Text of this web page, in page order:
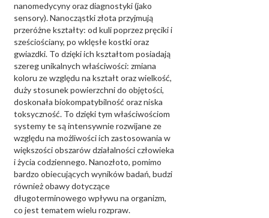
nanomedycyny oraz diagnostyki (jako
sensory). Nanocząstki złota przyjmują
przeróżne kształty: od kuli poprzez pręciki i
sześciościany, po wklęsłe kostki oraz
gwiazdki. To dzięki ich kształtom posiadają
szereg unikalnych właściwości: zmiana
koloru ze względu na kształt oraz wielkość,
duży stosunek powierzchni do objętości,
doskonała biokompatybilność oraz niska
toksyczność. To dzięki tym właściwościom
systemy te są intensywnie rozwijane ze
względu na możliwości ich zastosowania w
większości obszarów działalności człowieka
i życia codziennego. Nanozłoto, pomimo
bardzo obiecujących wyników badań, budzi
również obawy dotyczące
długoterminowego wpływu na organizm,
co jest tematem wielu rozpraw.